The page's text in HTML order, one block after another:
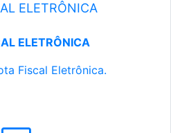
ELETRÔNICA
ELETRÔNICA
Fiscal Eletrônica.